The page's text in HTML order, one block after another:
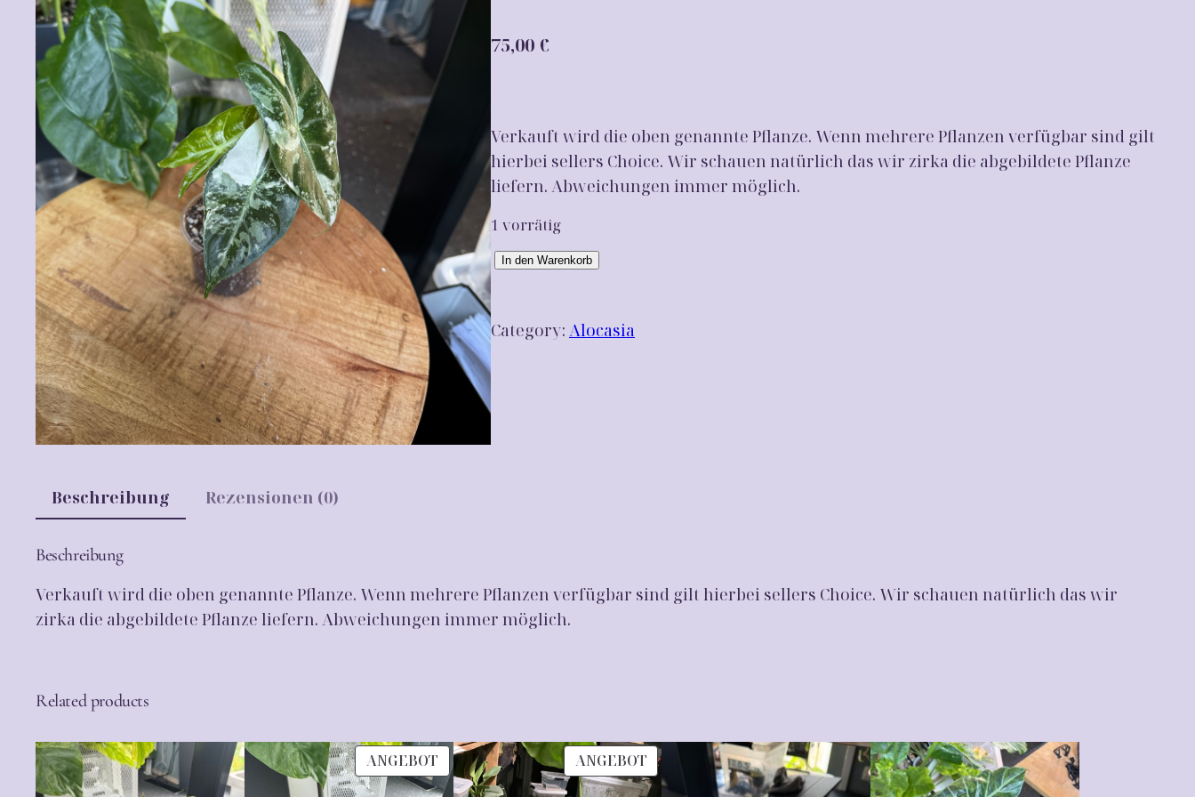
75,00 €
Verkauft wird die oben genannte Pflanze. Wenn mehrere Pflanzen verfügbar sind gilt
hierbei sellers Choice. Wir schauen natürlich das wir zirka die abgebildete Pflanze
liefern. Abweichungen immer möglich.
1 vorrätig
A
o
c
a
s
i
r
a
b
o
In den Warenkorb
Category: Alocasia
Beschreibung Rezensionen (0)
Beschreibung
Verkauft wird die oben genannte Pflanze. Wenn mehrere Pflanzen verfügbar sind gilt hierbei sellers Choice. Wir schauen natürlich das wir
zirka die abgebildete Pflanze liefern. Abweichungen immer möglich.
Related products
ANGEBOTPRODUKT
IM
ANGEBOTPRODUKT
IM